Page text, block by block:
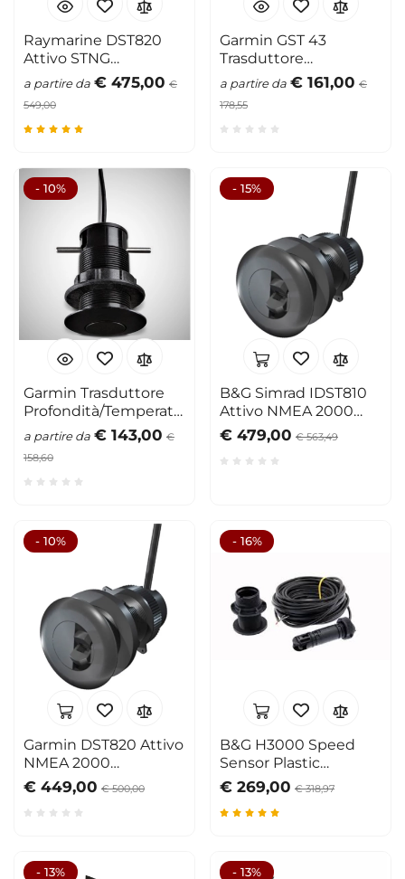
Raymarine DST820
Attivo STNG
Speed/Depth
a partire da € 475,00 €
549,00
Garmin GST 43
Trasduttore
Velocità/Temperatura
Passante
a partire da € 161,00 €
178,55
- 10%
Garmin Trasduttore
Profondità/Temperatura
Passante GDT 43
a partire da € 143,00 €
158,60
- 15%
B&G Simrad IDST810
Attivo NMEA 2000
Speed/Depth
€ 479,00 € 563,49
- 10%
Garmin DST820 Attivo
NMEA 2000
Speed/Depth
€ 449,00 € 500,00
- 16%
B&G H3000 Speed
Sensor Plastic
Flanged
€ 269,00 € 318,97
- 13% - 13%